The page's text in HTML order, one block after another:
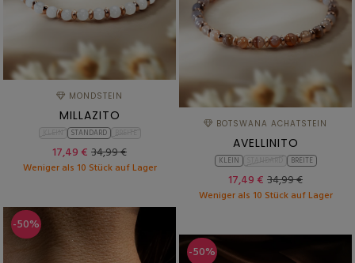
MONDSTEIN
MILLAZITO
STANDARD
17,49 € 34,99 €
Weniger als 10 Stück auf Lager
BOTSWANA ACHATSTEIN
AVELLINITO
KLEIN BREITE
17,49 € 34,99 €
Weniger als 10 Stück auf Lager
-50%
-50%